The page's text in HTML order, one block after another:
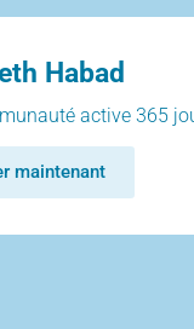
Habad
active 365
maintenant